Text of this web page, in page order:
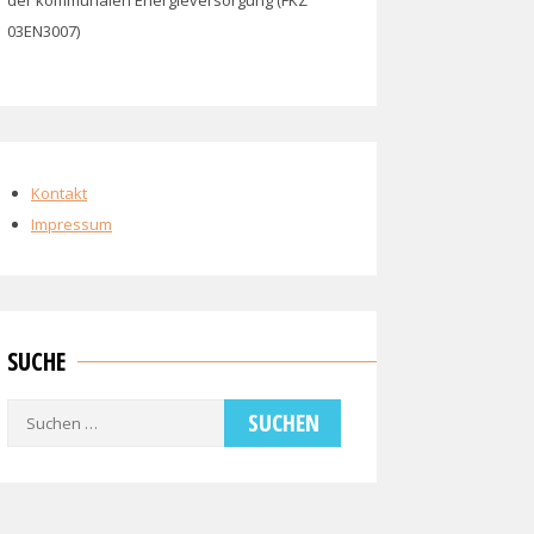
03EN3007)
Kontakt
Impressum
SUCHE
Suchen